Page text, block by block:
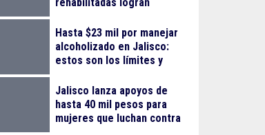
escolar
Hasta $23 mil por manejar
alcoholizado en Jalisco:
estos son los límites y
Jalisco lanza apoyos de
hasta 40 mil pesos para
mujeres que luchan contra